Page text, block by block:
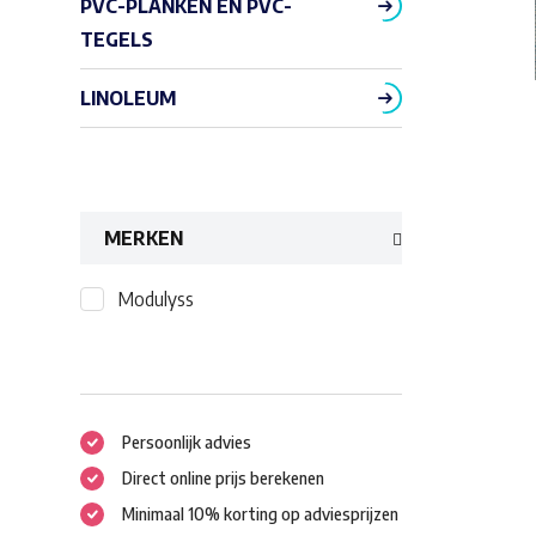
PVC-PLANKEN EN PVC-
TEGELS
LINOLEUM
MERKEN
Modulyss
Persoonlijk advies
Direct online prijs berekenen
Minimaal 10% korting op adviesprijzen